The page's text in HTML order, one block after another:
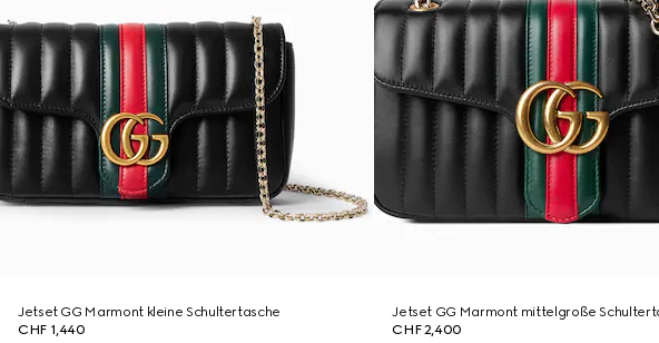
Jetset GG Marmont kleine Schultertasche
CHF 1,440
Jetset GG Marmont mittelgroße
CHF 2,400